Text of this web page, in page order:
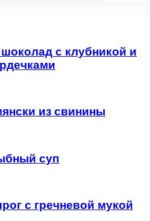
с клубникой и
из свинины
суп
с гречневой мукой